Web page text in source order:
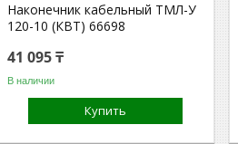
Наконечник кабельный ТМЛ-У
120-10 (КВТ) 66698
41 095 ₸
В наличии
Купить